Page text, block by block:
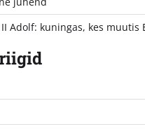
Adolf: kuningas, kes muutis